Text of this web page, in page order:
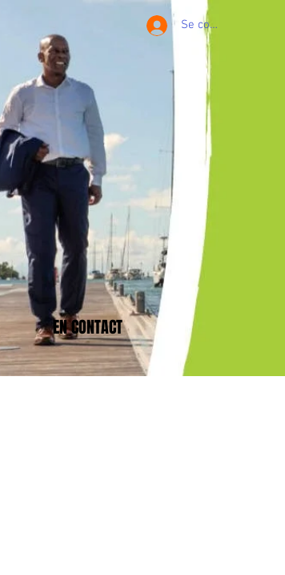
Se connecter
EN CONTACT